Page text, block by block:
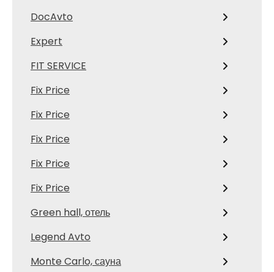
DocAvto
Expert
FIT SERVICE
Fix Price
Fix Price
Fix Price
Fix Price
Fix Price
Green hall, отель
Legend Avto
Monte Carlo, сауна